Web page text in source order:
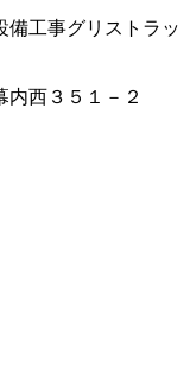
備工事グリストラッ
西３５１－２